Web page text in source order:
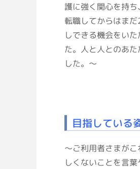
護に強く関心を持ち
転職してからはま
しできる機会をい
た。人と人とのあ
した。～
目指している
～ご利用者さまが
しくないことを言